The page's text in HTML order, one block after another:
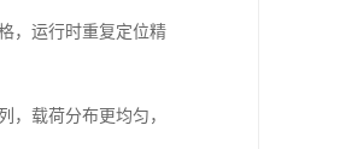
，运行时重复定位精
，载荷分布更均匀，